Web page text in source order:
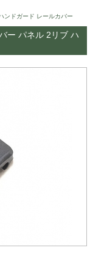
ンドガード レールカバー
ー パネル 2リブ ハ